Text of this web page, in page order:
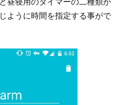
昼寝用のタイマーの二種類が
ように時間を指定する事がで